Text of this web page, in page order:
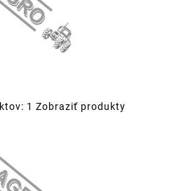
1 Zobraziť produkty